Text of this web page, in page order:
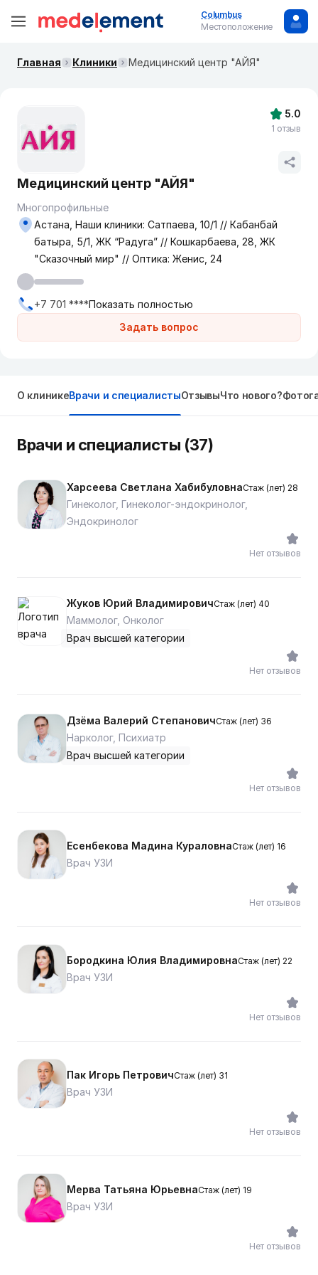
Columbus
Местоположение
Главная Клиники Медицинский центр "АЙЯ"
Медицинский центр "АЙЯ"
Многопрофильные
Задать вопрос
Астана, Наши клиники: Сатпаева, 10/1 // Кабанбай
батыра, 5/1, ЖК “Радуга” // Кошкарбаева, 28, ЖК
"Сказочный мир" // Оптика: Женис, 24
+7 701 ****Показать полностью
5.0
1 отзыв
О клиникеВрачи и специалистыОтзывыЧто нового?
Врачи и специалисты (37)
Харсеева Светлана ХабибуловнаСтаж (лет) 28
Гинеколог, Гинеколог-эндокринолог,
Эндокринолог
Нет отзывов
Жуков Юрий ВладимировичСтаж (лет) 40
Маммолог, Онколог
Врач высшей категории
Нет отзывов
Дзёма Валерий СтепановичСтаж (лет) 36
Нарколог, Психиатр
Врач высшей категории
Нет отзывов
Есенбекова Мадина КураловнаСтаж (лет) 16
Врач УЗИ
Нет отзывов
Бородкина Юлия ВладимировнаСтаж (лет) 22
Врач УЗИ
Нет отзывов
Пак Игорь ПетровичСтаж (лет) 31
Врач УЗИ
Нет отзывов
Мерва Татьяна ЮрьевнаСтаж (лет) 19
Врач УЗИ
Нет отзывов